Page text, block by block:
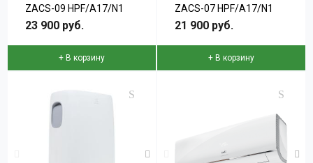
ZACS-09 HPF/A17/N1
серии Perfecto
23 900 руб.
+ В корзину
ZACS-07 HPF/A17/N1
серии Perfecto
21 900 руб.
+ В корзину